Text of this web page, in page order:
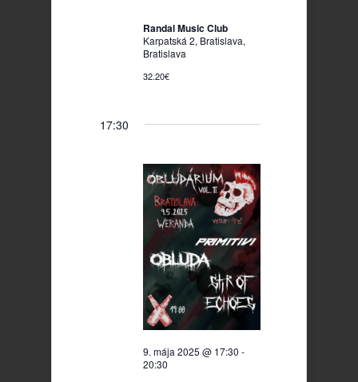
Randal Music Club
Karpatská 2, Bratislava,
Bratislava
32.20€
17:30
9. mája 2025 @ 17:30 -
20:30